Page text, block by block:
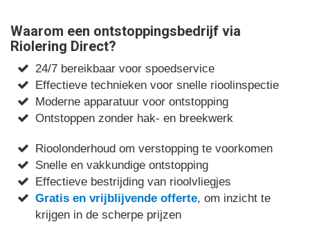
Waarom een ontstoppingsbedrijf via
Riolering Direct?
24/7 bereikbaar voor spoedservice
Effectieve technieken voor snelle rioolinspectie
Moderne apparatuur voor ontstopping
Ontstoppen zonder hak- en breekwerk
Rioolonderhoud om verstopping te voorkomen
Snelle en vakkundige ontstopping
Effectieve bestrijding van rioolvliegjes
Gratis en vrijblijvende offerte, om inzicht te
krijgen in de scherpe prijzen